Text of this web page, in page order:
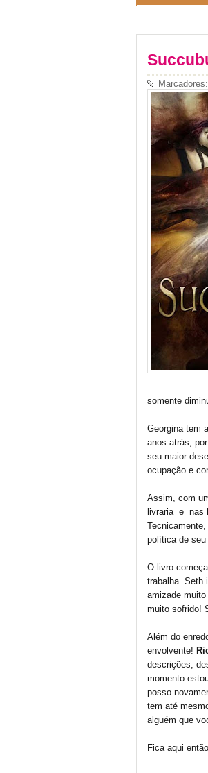
Marcadores:
somente
Georgina tem
anos atrás,
seu maior
ocupação e
Assim, com
livraria e nas
Tecnicamente,
política de seu
O livro
trabalha. Seth
amizade
muito sofrido!
Além do
envolvente!
descrições,
momento
posso
tem até
alguém que
Fica aqui